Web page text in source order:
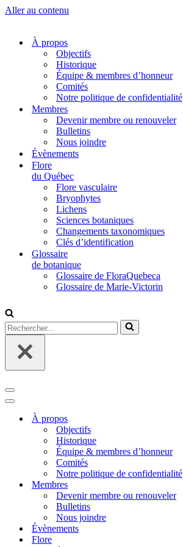
Aller au contenu
À propos
Objectifs
Historique
Équipe & membres d’honneur
Comités
Notre politique de confidentialité
Membres
Devenir membre ou renouveler
Bulletins
Nous joindre
Évènements
Flore
du Québec
Flore vasculaire
Bryophytes
Lichens
Sciences botaniques
Changements taxonomiques
Clés d’identification
Glossaire
de botanique
Glossaire de FloraQuebeca
Glossaire de Marie-Victorin
Rechercher...
Menu
de
navigation
Menu
navigationÀ propos
Objectifs
Historique
Équipe & membres d’honneur
Comités
Notre politique de confidentialité
Membres
Devenir membre ou renouveler
Bulletins
Nous joindre
Évènements
Flore